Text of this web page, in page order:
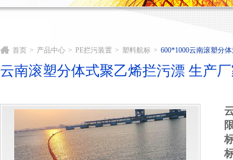
首页 > 产品中心 > PE拦污装置 > 塑料航标 > 600*1000云南滚塑分
云南滚塑分体式聚乙烯拦污漂 生产